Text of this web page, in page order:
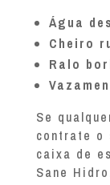
Água
Cheiro
Ralo
Se
contrate o
caixa de
Sane